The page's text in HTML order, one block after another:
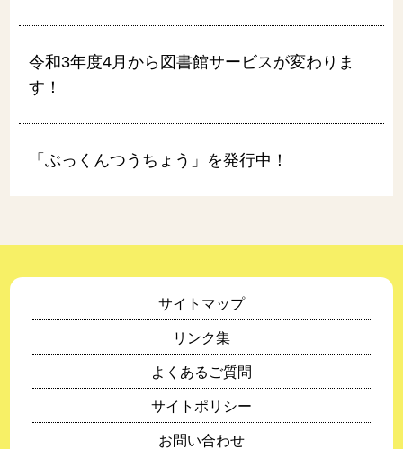
令和3年度4月から図書館サービスが変わりま
す！
「ぶっくんつうちょう」を発行中！
サイトマップ
リンク集
よくあるご質問
サイトポリシー
お問い合わせ